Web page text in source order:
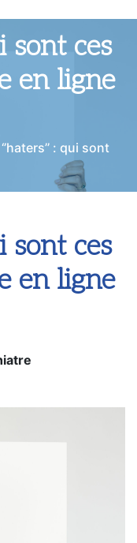
sont ces
en ligne
: qui sont
sont ces
en ligne